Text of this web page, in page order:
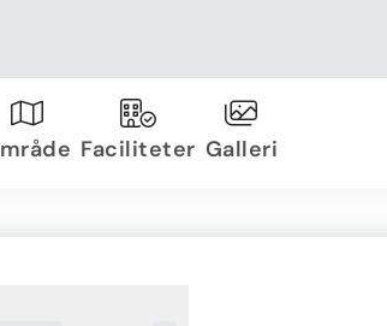
Faciliteter Galleri